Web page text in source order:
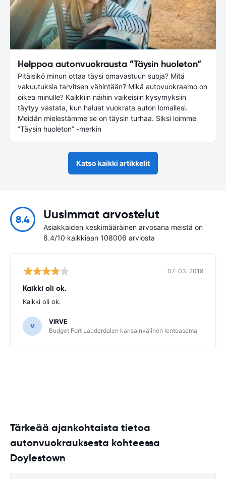
Helppoa autonvuokrausta ”Täysin huoleton”
Pitäisikö minun ottaa täysi omavastuun suoja? Mitä
vakuutuksia tarvitsen vähintään? Mikä autovuokraamo on
oikea minulle? Kaikkiin näihin vaikeisiin kysymyksiin
täytyy vastata, kun haluat vuokrata auton lomallesi.
Meidän mielestämme se on täysin turhaa. Siksi loimme
”Täysin huoleton” -merkin
Katso kaikki artikkelit
8.4 Uusimmat arvostelut
Asiakkaiden keskimääräinen arvosana meistä on
8.4/10 kaikkiaan 108006 arviosta
07-03-2019
Kaikki oli ok.
Kaikki oli ok.
V
VIRVE
Budget Fort Lauderdalen kansainvälinen lentoasema
Tärkeää ajankohtaista tietoa
autonvuokrauksesta kohteessa
Doylestown